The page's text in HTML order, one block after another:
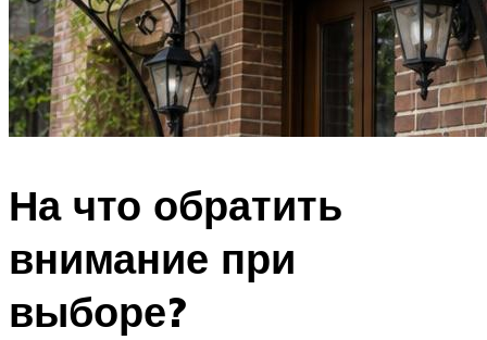
На что обратить
внимание при
выборе?